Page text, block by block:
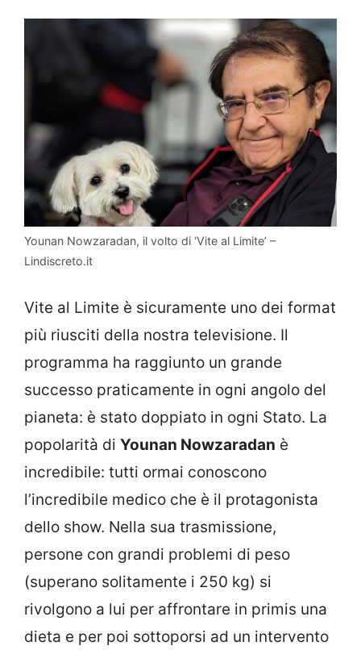
Younan Nowzaradan, il volto di ‘Vite al Limite’ –
Lindiscreto.it
Vite al Limite è sicuramente uno dei format
più riusciti della nostra televisione. Il
programma ha raggiunto un grande
successo praticamente in ogni angolo del
pianeta: è stato doppiato in ogni Stato. La
popolarità di Younan Nowzaradan è
incredibile: tutti ormai conoscono
l’incredibile medico che è il protagonista
dello show. Nella sua trasmissione,
persone con grandi problemi di peso
(superano solitamente i 250 kg) si
rivolgono a lui per affrontare in primis una
dieta e per poi sottoporsi ad un intervento